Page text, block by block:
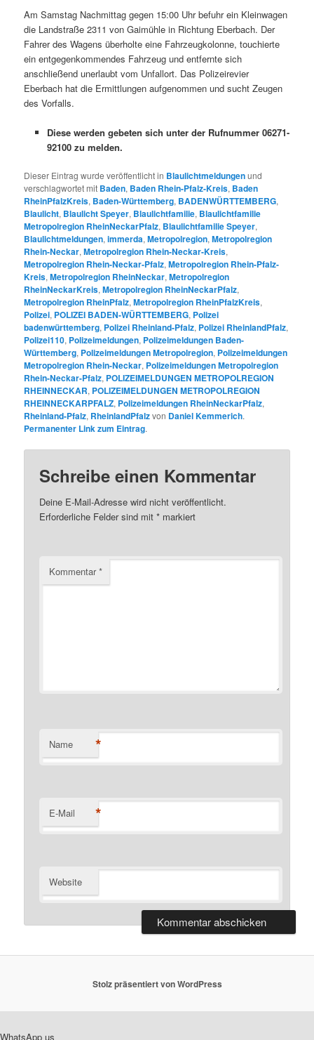
Am Samstag Nachmittag gegen 15:00 Uhr befuhr ein Kleinwagen
die Landstraße 2311 von Gaimühle in Richtung Eberbach. Der
Fahrer des Wagens überholte eine Fahrzeugkolonne, touchierte
ein entgegenkommendes Fahrzeug und entfernte sich
anschließend unerlaubt vom Unfallort. Das Polizeirevier
Eberbach hat die Ermittlungen aufgenommen und sucht Zeugen
des Vorfalls.
Diese werden gebeten sich unter der Rufnummer 06271-
92100 zu melden.
Dieser Eintrag wurde veröffentlicht in Blaulichtmeldungenund
verschlagwortet mit Baden, Baden Rhein-Pfalz-Kreis, Baden
RheinPfalzKreis, Baden-Württemberg, BADENWÜRTTEMBERG,
Blaulicht, Blaulicht Speyer, Blaulichtfamilie, Blaulichtfamilie
Metropolregion RheinNeckarPfalz, Blaulichtfamilie Speyer,
Blaulichtmeldungen,immerda,Metropolregion,Metropolregion
Rhein-Neckar,Metropolregion Rhein-Neckar-Kreis,
Metropolregion Rhein-Neckar-Pfalz,Metropolregion Rhein-Pfalz-
Kreis,Metropolregion RheinNeckar,Metropolregion
RheinNeckarKreis,Metropolregion RheinNeckarPfalz,
Metropolregion RheinPfalz,Metropolregion RheinPfalzKreis,
Polizei, POLIZEI BADEN-WÜRTTEMBERG, Polizei
badenwürttemberg, Polizei Rheinland-Pfalz, Polizei RheinlandPfalz,
Polizei110, Polizeimeldungen, Polizeimeldungen Baden-
Württemberg, Polizeimeldungen Metropolregion, Polizeimeldungen
Metropolregion Rhein-Neckar, Polizeimeldungen Metropolregion
Rhein-Neckar-Pfalz, POLIZEIMELDUNGEN METROPOLREGION
RHEINNECKAR, POLIZEIMELDUNGEN METROPOLREGION
RHEINNECKARPFALZ, Polizeimeldungen RheinNeckarPfalz,
Rheinland-Pfalz, RheinlandPfalzvon Daniel Kemmerich.
Permanenter Link zum Eintrag.
Schreibe einen Kommentar
Deine E-Mail-Adresse wird nicht veröffentlicht.
Erforderliche Felder sind mit* markiert
Kommentar*
Name *
E-Mail *
Website
Stolz präsentiert von WordPress
WhatsApp us